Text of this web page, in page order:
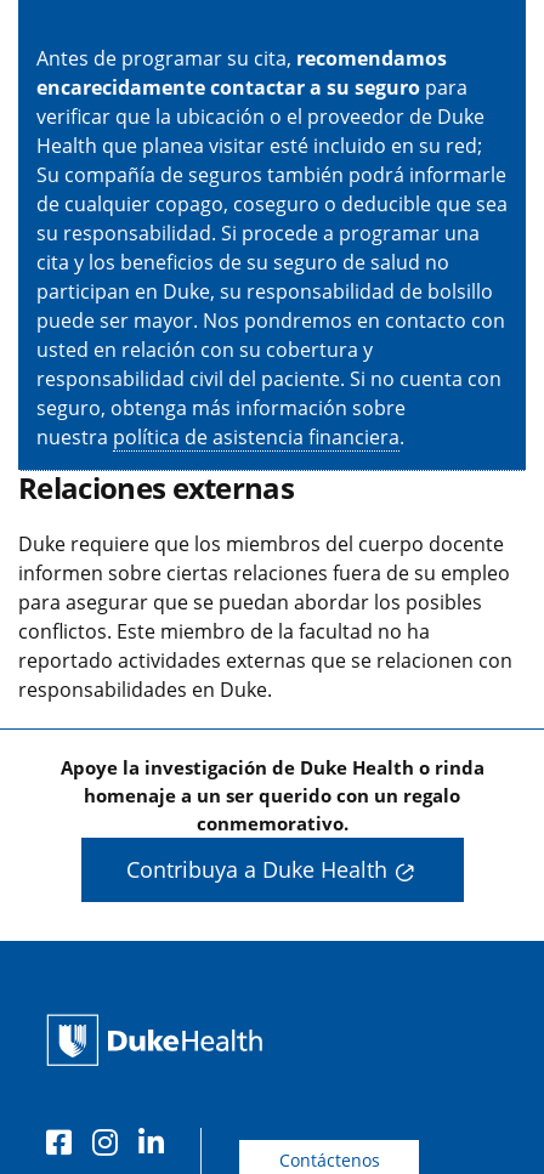
Antes de programar su cita, recomendamos
encarecidamente contactar a su seguro para
verificar que la ubicación o el proveedor de Duke
Health que planea visitar esté incluido en su red;
Su compañía de seguros también podrá informarle
de cualquier copago, coseguro o deducible que sea
su responsabilidad. Si procede a programar una
cita y los beneficios de su seguro de salud no
participan en Duke, su responsabilidad de bolsillo
puede ser mayor. Nos pondremos en contacto con
usted en relación con su cobertura y
responsabilidad civil del paciente. Si no cuenta con
seguro, obtenga más información sobre
nuestra política de asistencia financiera.
Relaciones externas
Duke requiere que los miembros del cuerpo docente
informen sobre ciertas relaciones fuera de su empleo
para asegurar que se puedan abordar los posibles
conflictos. Este miembro de la facultad no ha
reportado actividades externas que se relacionen con
responsabilidades en Duke.
Apoye la investigación de Duke Health o rinda
homenaje a un ser querido con un regalo
conmemorativo.
Contribuya a Duke Health
Contáctenos